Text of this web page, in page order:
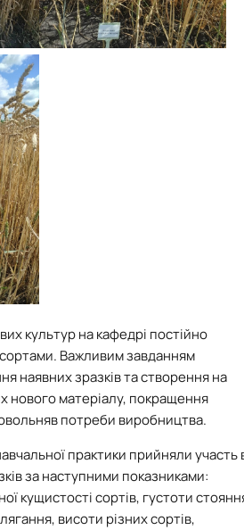
культур на кафедрі постійно
Важливим завданням
наявних зразків та створення на
нового матеріалу, покращення
потреби виробництва.
практики прийняли участь
за наступними показниками:
кущистості сортів, густоти
висоти різних сортів,